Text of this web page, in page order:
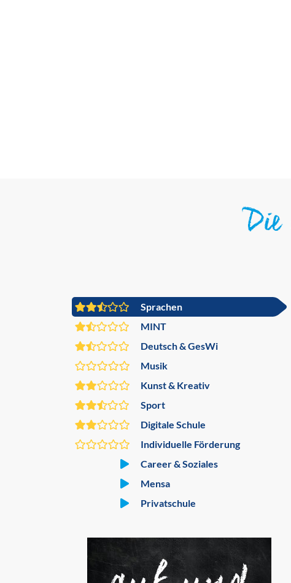
Die
Sprachen
MINT
Deutsch & GesWi
Musik
Kunst & Kreativ
Sport
Digitale Schule
Individuelle Förderung
Career & Soziales
Mensa
Privatschule